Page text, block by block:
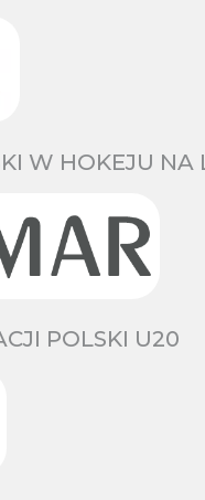
W HOKEJU NA
POLSKI U20